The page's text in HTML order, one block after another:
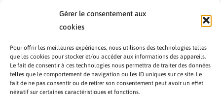
Gérer le consentement aux
cookies
Pour offrir les meilleures expériences, nous utilisons des technologies telles
que les cookies pour stocker et/ou accéder aux informations des appareils.
Le fait de consentir à ces technologies nous permettra de traiter des données
telles que le comportement de navigation ou les ID uniques sur ce site. Le
fait de ne pas consentir ou de retirer son consentement peut avoir un effet
négatif sur certaines caractéristiques et fonctions.
PRÉSENTATION TOUTAFRICA A PROPOS